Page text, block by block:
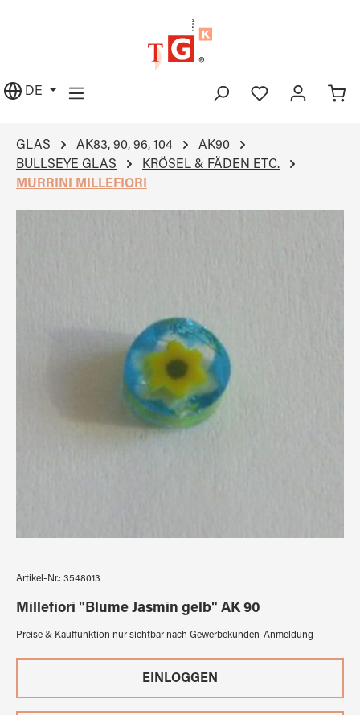
DE
GLAS AK83, 90, 96, 104
AK90
BULLSEYE GLAS
KRÖSEL & FÄDEN ETC.
MURRINI MILLEFIORI
Artikel-Nr.: 3548013
Millefiori "Blume Jasmin gelb" AK 90
Preise & Kauffunktion nur sichtbar nach Gewerbekunden-Anmeldung
EINLOGGEN